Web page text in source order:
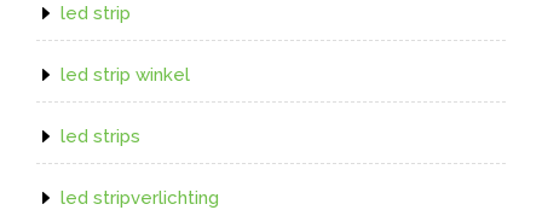
led strip
led strip winkel
led strips
led stripverlichting